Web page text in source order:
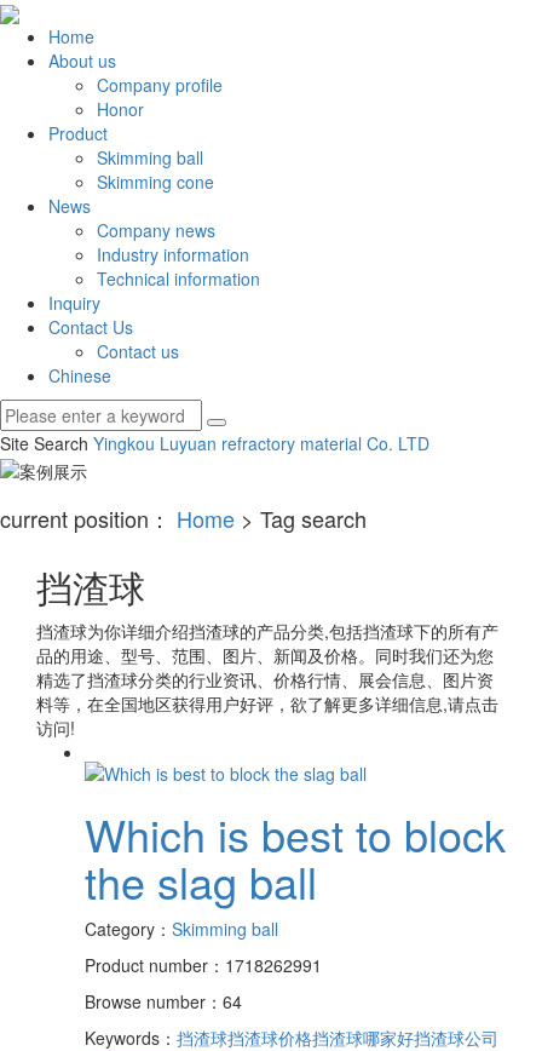
Home
About us
Company profile
Honor
Product
Skimming ball
Skimming cone
News
Company news
Industry information
Technical information
Inquiry
Contact Us
Contact us
Chinese
Site Search Yingkou Luyuan refractory material Co. LTD
current position： Home > Tag search
挡渣球
挡渣球为你详细介绍挡渣球的产品分类,包括挡渣球下的所有产
品的用途、型号、范围、图片、新闻及价格。同时我们还为您
精选了挡渣球分类的行业资讯、价格行情、展会信息、图片资
料等，在全国地区获得用户好评，欲了解更多详细信息,请点击
访问!
Which is best to block
the slag ball
Category： Skimming ball
Product number：1718262991
Browse number：64
Keywords： 挡渣球挡渣球价格挡渣球哪家好挡渣球公司